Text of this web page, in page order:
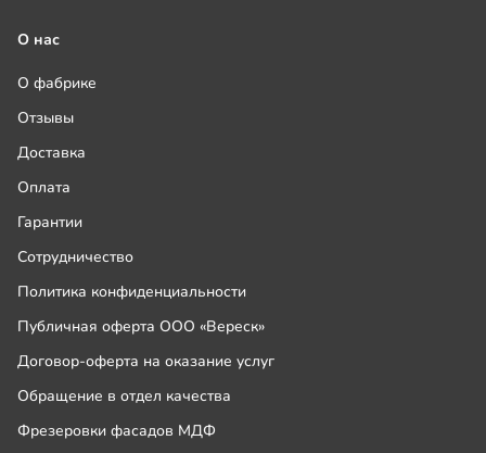
О нас
О фабрике
Отзывы
Доставка
Оплата
Гарантии
Сотрудничество
Политика конфиденциальности
Публичная оферта ООО «Вереск»
Договор-оферта на оказание услуг
Обращение в отдел качества
Фрезеровки фасадов МДФ